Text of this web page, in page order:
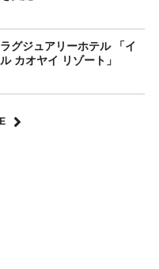
グジュアリーホテル 「イ
カオヤイ リゾート」